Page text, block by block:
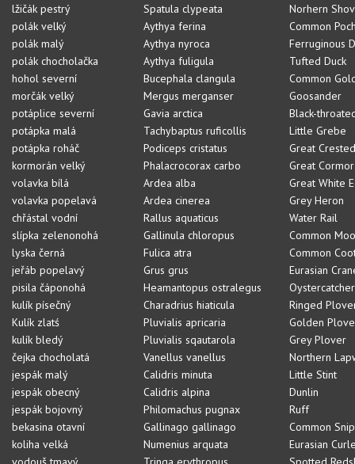
lžičák pestrý
Spatula clypeata
Norhern
polák velký
Aythya ferina
Common
polák malý
Aythya nyroca
Ferruginous
polák chocholačka
Aythya fuligula
Tufted Duck
hohol severní
Bucephala clangula
Common
morčák velký
Mergus merganser
Goosander
potáplice severní
Gavia arctica
Black-
potápka malá
Tachybaptus ruficollis
Little Grebe
potápka roháč
Podiceps cristatus
Great
kormorán velký
Phalacrocorax carbo
Great
volavka bílá
Ardea alba
Great White
volavka popelavá
Ardea cinerea
Grey Heron
chřástal vodní
Rallus aquaticus
Water Rail
slípka zelenonohá
Gallinula chloropus
Common
lyska černá
Fulica atra
Common
jeřáb popelavý
Grus grus
Eurasian
pisila čáponohá
Heamantopus ostralegus
Oystercatcher
kulík písečný
Charadrius hiaticula
Ringed
Kulík zlatś
Pluvialis apricaria
Golden
kulík bledý
Pluvialis sqautarola
Grey Plover
čejka chocholatá
Vanellus vanellus
Northern
jespák malý
Calidris minuta
Little Stint
jespák obecný
Calidris alpina
Dunlin
jespák bojovný
Philomachus pugnax
Ruff
bekasina otavní
Gallinago gallinago
Common
koliha velká
Numenius arquata
Eurasian